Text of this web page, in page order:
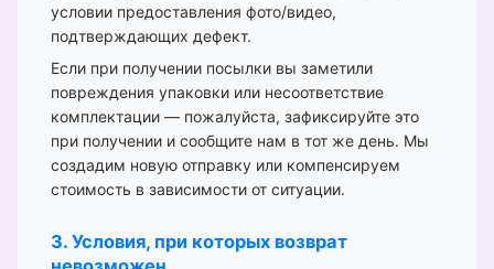
условии предоставления фото/видео,
подтверждающих дефект.
Если при получении посылки вы заметили
повреждения упаковки или несоответствие
комплектации — пожалуйста, зафиксируйте это
при получении и сообщите нам в тот же день. Мы
создадим новую отправку или компенсируем
стоимость в зависимости от ситуации.
3. Условия, при которых возврат